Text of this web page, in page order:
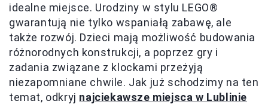
idealne miejsce. Urodziny w stylu LEGO®
gwarantują nie tylko wspaniałą zabawę, ale
także rozwój. Dzieci mają możliwość budowania
różnorodnych konstrukcji, a poprzez gry i
zadania związane z klockami przeżyją
niezapomniane chwile. Jak już schodzimy na ten
temat, odkryj najciekawsze miejsca w Lublinie